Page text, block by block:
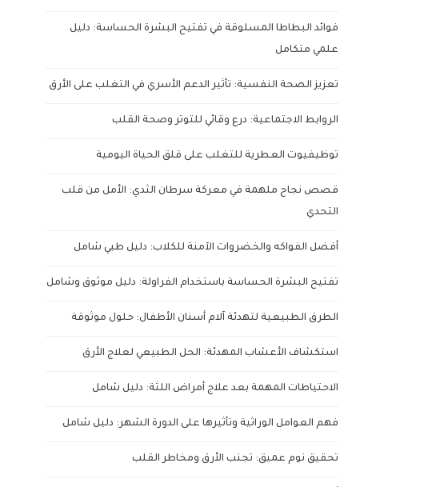
فوائد البطاطا المسلوقة في تفتيح البشرة الحساسة: دليل
علمي متكامل
تعزيز الصحة النفسية: تأثير الدعم الأسري في التغلب على الأرق
الروابط الاجتماعية: درع وقائي للتوتر وصحة القلب
توظيفيوت العطرية للتغلب على قلق الحياة اليومية
قصص نجاح ملهمة في معركة سرطان الثدي: الأمل من قلب
التحدي
أفضل الفواكه والخضروات الآمنة للكلاب: دليل طبي شامل
تفتيح البشرة الحساسة باستخدام الفراولة: دليل موثوق وشامل
الطرق الطبيعية لتهدئة آلام أسنان الأطفال: حلول موثوقة
استكشاف الأعشاب المهدئة: الحل الطبيعي لعلاج الأرق
الاحتياطات المهمة بعد علاج أمراض اللثة: دليل شامل
فهم العوامل الوراثية وتأثيرها على الدورة الشهر: دليل شامل
تحقيق نوم عميق: تجنب الأرق ومخاطر القلب